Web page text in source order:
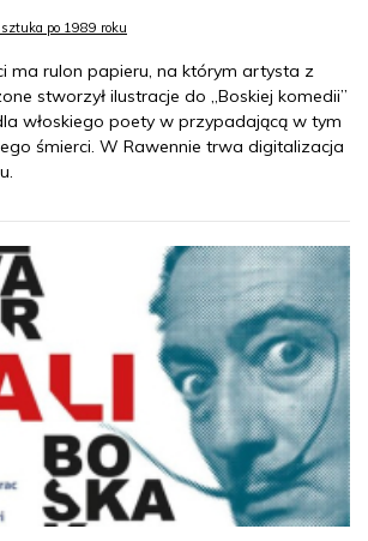
po 1989 roku
ma rulon papieru, na którym artysta z
stworzył ilustracje do „Boskiej komedii”
włoskiego poety w przypadającą w tym
śmierci. W Rawennie trwa digitalizacja